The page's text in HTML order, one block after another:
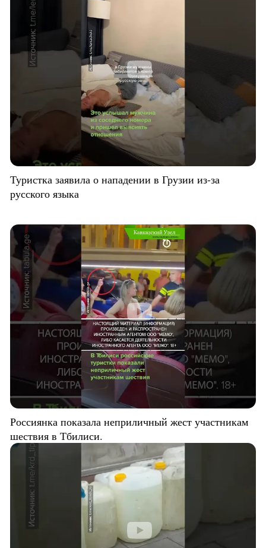
Туристка заявила о нападении в Грузии из-за
русского языка
Россиянка показала неприличный жест участникам
шествия в Тбилиси.